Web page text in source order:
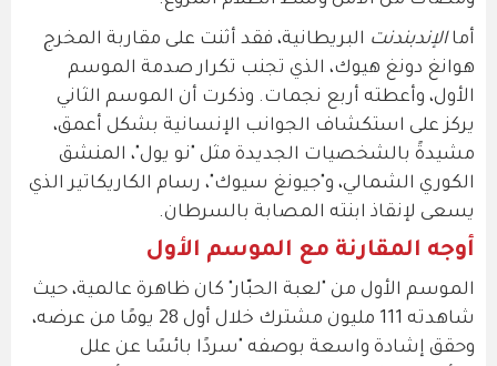
أماالإندبندنت البريطانية، فقد أثنت على مقاربة المخرج
هوانغ دونغ هيوك، الذي تجنب تكرار صدمة الموسم
الأول، وأعطته أربع نجمات. وذكرت أن الموسم الثاني
يركز على استكشاف الجوانب الإنسانية بشكل أعمق،
مشيدةً بالشخصيات الجديدة مثل "نو يول"، المنشق
الكوري الشمالي، و"جيونغ سيوك"، رسام الكاريكاتير الذي
يسعى لإنقاذ ابنته المصابة بالسرطان.
أوجه المقارنة مع الموسم الأول
الموسم الأول من "لعبة الحبّار" كان ظاهرة عالمية، حيث
شاهدته 111 مليون مشترك خلال أول 28 يومًا من عرضه،
وحقق إشادة واسعة بوصفه "سردًا بائسًا عن علل